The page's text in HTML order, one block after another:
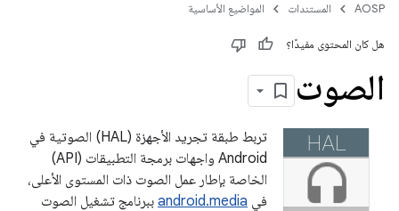
AOSP المستندات المواضيع الأساسية
هل كان المحتوى مفيدًا؟
الصوت
تربط طبقة تجريد الأجهزة (HAL) الصوتية في
Android واجهات برمجة التطبيقات (API)
الخاصة بإطار عمل الصوت ذات المستوى الأعلى،
في android.media ببرنامج تشغيل الصوت